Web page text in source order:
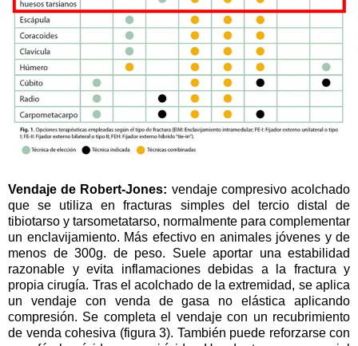
Vendaje de Robert-Jones: vendaje compresivo acolchado
que se utiliza en fracturas simples del tercio distal de
tibiotarso y tarsometatarso, normalmente para complementar
un enclavijamiento. Más efectivo en animales jóvenes y de
menos de 300g. de peso. Suele aportar una estabilidad
razonable y evita inflamaciones debidas a la fractura y
propia cirugía. Tras el acolchado de la extremidad, se aplica
un vendaje con venda de gasa no elástica aplicando
compresión. Se completa el vendaje con un recubrimiento
de venda cohesiva (figura 3). También puede reforzarse con